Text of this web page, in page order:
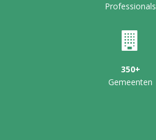
Professionals
350+
Gemeenten